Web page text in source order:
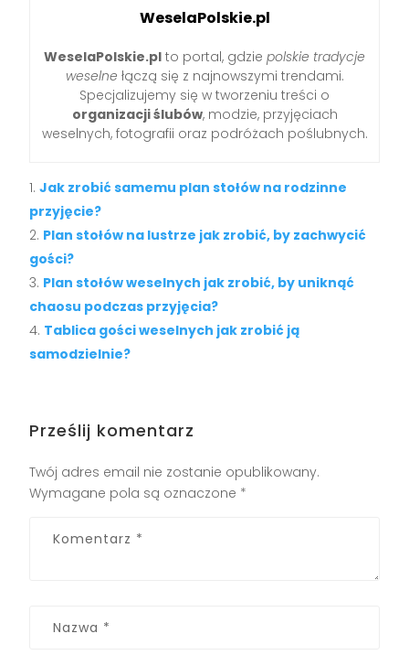
WeselaPolskie.pl
WeselaPolskie.pl to portal, gdzie polskie tradycje
weselne łączą się z najnowszymi trendami.
Specjalizujemy się w tworzeniu treści o
organizacji ślubów, modzie, przyjęciach
weselnych, fotografii oraz podróżach poślubnych.
Jak zrobić samemu plan stołów na rodzinne
przyjęcie?
Plan stołów na lustrze jak zrobić, by zachwycić
gości?
Plan stołów weselnych jak zrobić, by uniknąć
chaosu podczas przyjęcia?
Tablica gości weselnych jak zrobić ją
samodzielnie?
Prześlij komentarz
Twój adres email nie zostanie opublikowany.
Wymagane pola są oznaczone *